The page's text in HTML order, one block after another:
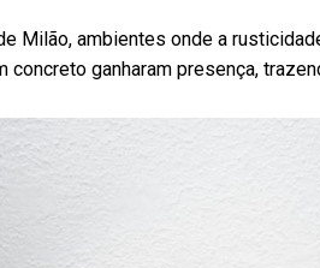
Milão, ambientes onde a
concreto ganharam presença,